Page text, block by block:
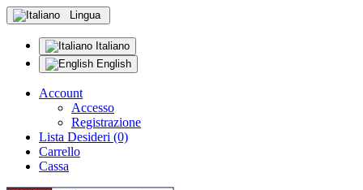
Lingua
Italiano
English
Account
Accesso
Registrazione
Lista Desideri (0)
Carrello
Cassa